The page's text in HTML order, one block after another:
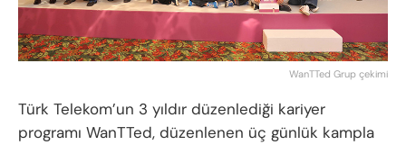
WanTTed Grup çekimi
Türk Telekom’un 3 yıldır düzenlediği kariyer
programı WanTTed, düzenlenen üç günlük kampla